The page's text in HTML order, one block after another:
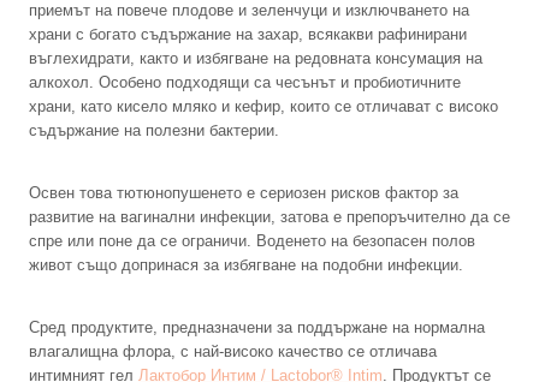
приемът на повече плодове и зеленчуци и изключването на
храни с богато съдържание на захар, всякакви рафинирани
въглехидрати, както и избягване на редовната консумация на
алкохол. Особено подходящи са чесънът и пробиотичните
храни, като кисело мляко и кефир, които се отличават с високо
съдържание на полезни бактерии.
Освен това тютюнопушенето е сериозен рисков фактор за
развитие на вагинални инфекции, затова е препоръчително да се
спре или поне да се ограничи. Воденето на безопасен полов
живот също допринася за избягване на подобни инфекции.
Сред продуктите, предназначени за поддържане на нормална
влагалищна флора, с най-високо качество се отличава
интимният гел Лактобор Интим / Lactobor® Intim. Продуктът се